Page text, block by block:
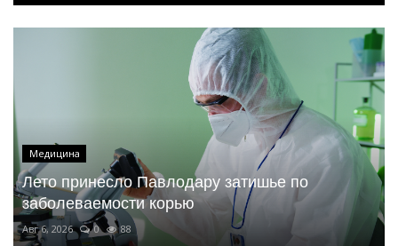
Медицина
Лето принесло Павлодару затишье по
заболеваемости корью
Авг 6, 2026 0 88